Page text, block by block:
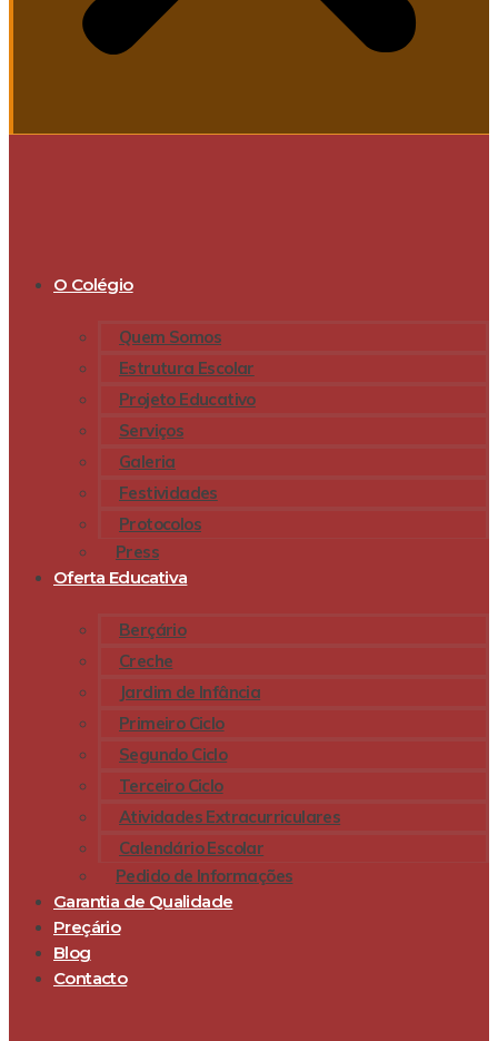
O Colégio
Quem Somos
Estrutura Escolar
Projeto Educativo
Serviços
Galeria
Festividades
Protocolos
Press
Oferta Educativa
Berçário
Creche
Jardim de Infância
Primeiro Ciclo
Segundo Ciclo
Terceiro Ciclo
Atividades Extracurriculares
Calendário Escolar
Pedido de Informações
Garantia de Qualidade
Preçário
Blog
Contacto